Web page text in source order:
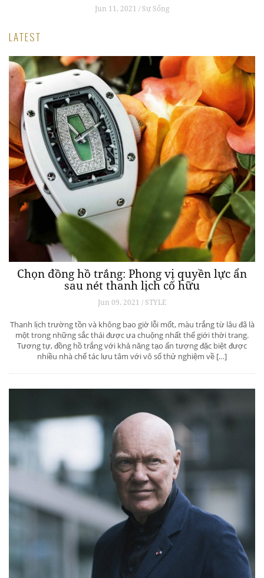
Jun 11, 2021 / Sự Sống
LATEST
Chọn đồng hồ trắng: Phong vị quyền lực ẩn
sau nét thanh lịch cố hữu
Jun 09, 2021 / STYLE
Thanh lịch trường tồn và không bao giờ lỗi mốt, màu trắng từ lâu đã là
một trong những sắc thái được ưa chuộng nhất thế giới thời trang.
Tương tự, đồng hồ trắng với khả năng tạo ấn tượng đặc biệt được
nhiều nhà chế tác lưu tâm với vô số thử nghiệm về […]